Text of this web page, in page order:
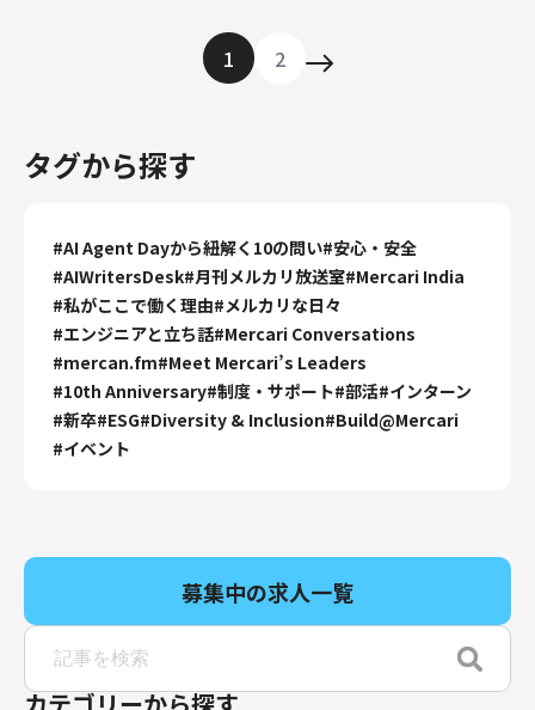
1 2
タグから探す
#AI Agent Dayから紐解く10の問い#安心・安全
#AIWritersDesk#月刊メルカリ放送室#Mercari India
#私がここで働く理由#メルカリな日々
#エンジニアと立ち話#Mercari Conversations
#mercan.fm#Meet Mercari’s Leaders
#10th Anniversary#制度・サポート#部活#インターン
#新卒#ESG#Diversity & Inclusion#Build@Mercari
#イベント
募集中の求人一覧